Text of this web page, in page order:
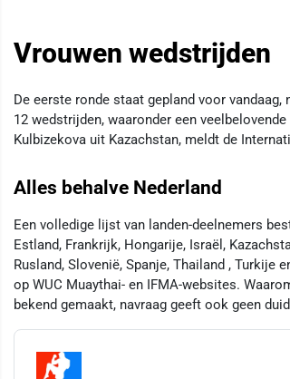
Vrouwen wedstrijden
De eerste ronde staat gepland voor
12 wedstrijden, waaronder een
Kulbizekova uit Kazachstan, meldt de
Alles behalve Nederland
Een volledige lijst van landen-deelnemers
Estland, Frankrijk, Hongarije, Israël,
Rusland, Slovenië, Spanje, Thailand ,
op WUC Muaythai- en IFMA-websites.
bekend gemaakt, navraag geeft ook geen